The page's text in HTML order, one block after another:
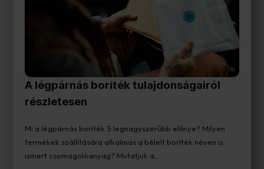
A légpárnás boríték tulajdonságairól
részletesen
Mi a légpárnás boríték 5 legnagyszerűbb előnye? Milyen
termékek szállítására alkalmas a bélelt boríték néven is
ismert csomagolóanyag? Mutatjuk a…